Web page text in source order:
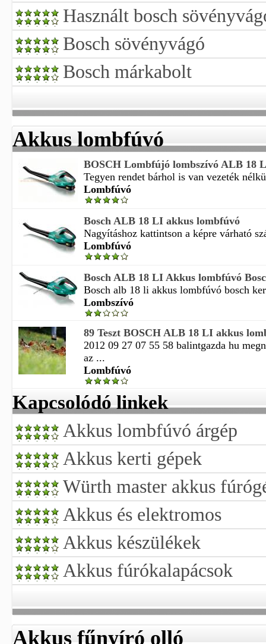
Használt bosch
Bosch sövényvágó
Bosch márkabolt
Akkus lombfúvó
BOSCH Lombfújó lombszívó ALB 18
Tegyen rendet bárhol is van vezeték
Lombfúvó
Bosch ALB 18 LI akkus lombfúvó
Nagyításhoz kattintson a képre várható
Lombfúvó
Bosch ALB 18 LI Akkus lombfúvó
Bosch alb 18 li akkus lombfúvó bosch
Lombszívó
89 Teszt BOSCH ALB 18 LI akkus
2012 09 27 07 55 58 balintgazda hu
az ...
Lombfúvó
Kapcsolódó linkek
Akkus lombfúvó árgép
Akkus kerti gépek
Würth master akkus
Akkus és elektromos
Akkus készülékek
Akkus fúrókalapácsok
Akkus fűnyíró olló